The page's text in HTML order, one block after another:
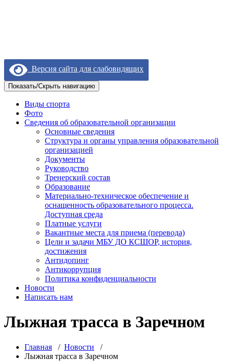
Версия сайта для слабовидящих
Показать/Скрыть навигацию
Виды спорта
Фото
Сведения об образовательной организации
Основные сведения
Структура и органы управления образовательной
организацией
Документы
Руководство
Тренерский состав
Образование
Материально-техническое обеспечение и
оснащенность образовательного процесса.
Доступная среда
Платные услуги
Вакантные места для приема (перевода)
Цели и задачи МБУ ДО КСШОР, история,
достижения
Антидопинг
Антикоррупция
Политика конфиденциальности
Новости
Написать нам
Лыжная трасса в Заречном
Главная / Новости /
Лыжная трасса в Заречном